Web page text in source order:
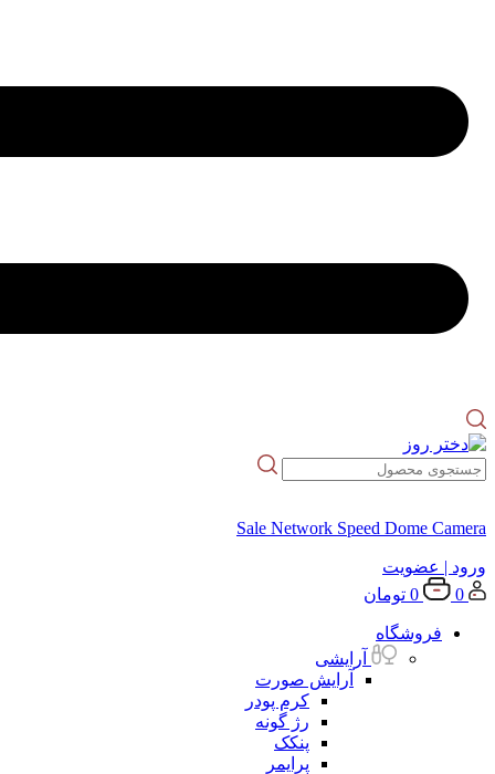
Sale Network Speed Dome Camera
ورود | عضویت
0
0 تومان
فروشگاه
آرایشی
آرایش صورت
کرم پودر
رژ گونه
پنکک
پرایمر